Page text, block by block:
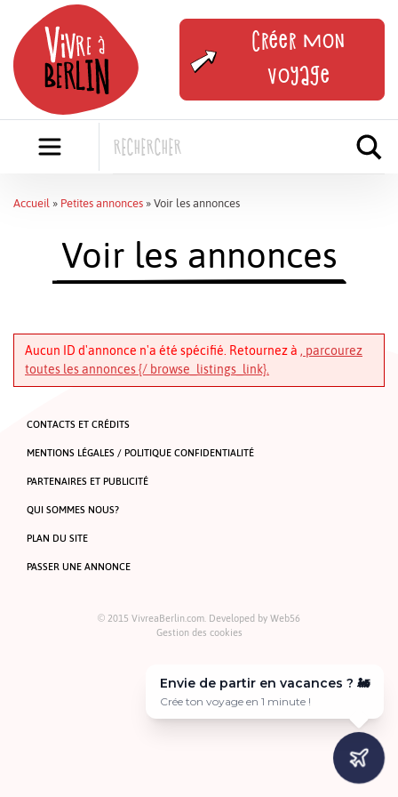
content
Créer mon
voyage
Accueil » Petites annonces » Voir les annonces
Voir les annonces
Aucun ID d'annonce n'a été spécifié. Retournez à , parcourez
toutes les annonces {/ browse_listings_link}.
CONTACTS ET CRÉDITS
MENTIONS LÉGALES / POLITIQUE CONFIDENTIALITÉ
PARTENAIRES ET PUBLICITÉ
QUI SOMMES NOUS?
PLAN DU SITE
PASSER UNE ANNONCE
© 2015 VivreaBerlin.com. Developed by Web56
Gestion des cookies
Envie de partir en vacances ? 🚂
Crée ton voyage en 1 minute !